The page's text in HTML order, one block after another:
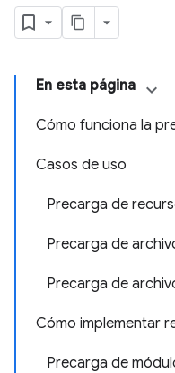
En esta página
Cómo funciona la
Casos de uso
Precarga de
Precarga de
Precarga de
Cómo implementar
Precarga de